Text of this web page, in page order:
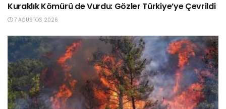
Kuraklık Kömürü de Vurdu: Gözler Türkiye’ye Çevrildi
7 AĞUSTOS 2026